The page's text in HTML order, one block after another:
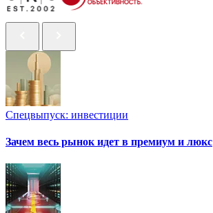
Спецвыпуск: инвестиции
Зачем весь рынок идет в премиум и люкс